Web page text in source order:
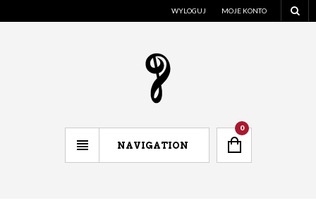
WYLOGUJ MOJE KONTO
NAVIGATION
0